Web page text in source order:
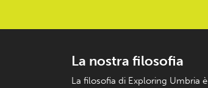
La nostra filosofia
La filosofia di Exploring Umbria è